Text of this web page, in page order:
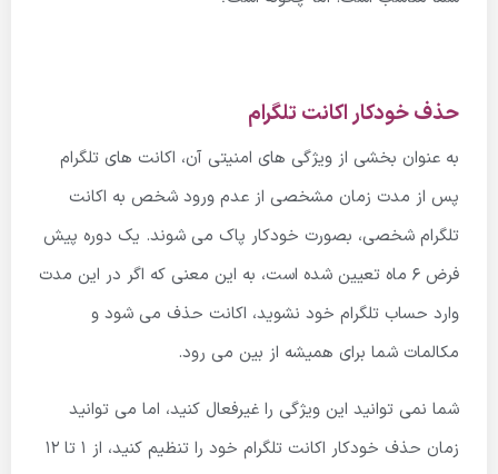
حذف خودکار اکانت تلگرام
به عنوان بخشی از ویژگی های امنیتی آن، اکانت های تلگرام
پس از مدت زمان مشخصی از عدم ورود شخص به اکانت
تلگرام شخصی، بصورت خودکار پاک می شوند. یک دوره پیش
فرض 6 ماه تعیین شده است، به این معنی که اگر در این مدت
وارد حساب تلگرام خود نشوید، اکانت حذف می شود و
مکالمات شما برای همیشه از بین می رود.
شما نمی توانید این ویژگی را غیرفعال کنید، اما می توانید
زمان حذف خودکار اکانت تلگرام خود را تنظیم کنید، از 1 تا 12